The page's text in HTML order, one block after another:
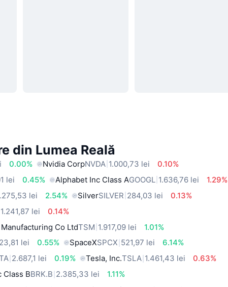
din Lumea Reală
0.00% Nvidia CorpNVDA 1.000,73 lei
0.10%
lei 0.45% Alphabet Inc Class AGOOGL 1.636,76 lei
1.29%
lei 2.54% SilverSILVER 284,03 lei
0.13%
1.241,87 lei
0.14%
Co LtdTSM 1.917,09 lei
1.01%
lei 0.55% SpaceXSPCX 521,97 lei
6.14%
2.687,1 lei 0.19% Tesla, Inc.TSLA 1.461,43 lei
0.63%
Class BBRK.B 2.385,33 lei
1.11%